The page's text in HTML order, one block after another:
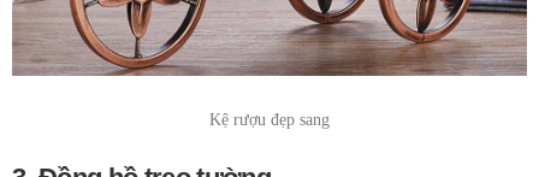
Kệ rượu đẹp sang